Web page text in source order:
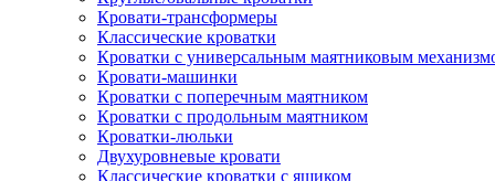
Кровати-трансформеры
Классические кроватки
Кроватки с универсальным маятниковым
Кровати-машинки
Кроватки с поперечным маятником
Кроватки с продольным маятником
Кроватки-люльки
Двухуровневые кровати
Классические кроватки с ящиком